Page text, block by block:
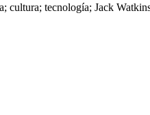
cultura; tecnología; Jack